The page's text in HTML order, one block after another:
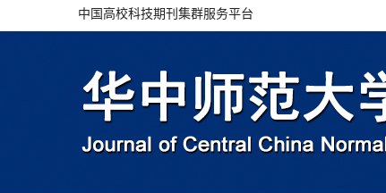
中国高校科技期刊集群服务平台